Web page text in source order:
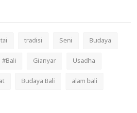
tradisi Seni
Budaya
#Bali Gianyar
Usadha
Budaya Bali alam bali